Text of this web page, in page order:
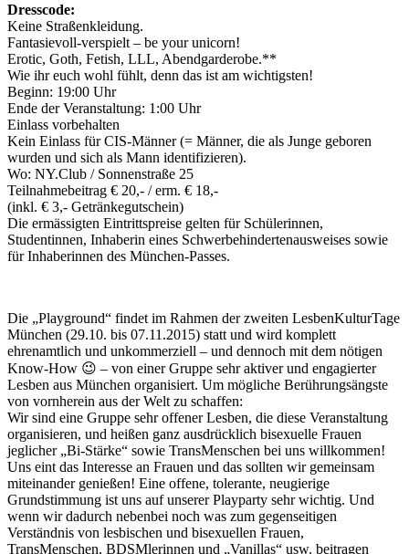
Dresscode:
Keine Straßenkleidung.
Fantasievoll-verspielt – be your unicorn!
Erotic, Goth, Fetish, LLL, Abendgarderobe.**
Wie ihr euch wohl fühlt, denn das ist am wichtigsten!
Beginn: 19:00 Uhr
Ende der Veranstaltung: 1:00 Uhr
Einlass vorbehalten
Kein Einlass für CIS-Männer (= Männer, die als Junge geboren
wurden und sich als Mann identifizieren).
Wo: NY.Club / Sonnenstraße 25
Teilnahmebeitrag € 20,- / erm. € 18,-
(inkl. € 3,- Getränkegutschein)
Die ermässigten Eintrittspreise gelten für Schülerinnen,
Studentinnen, Inhaberin eines Schwerbehindertenausweises sowie
für Inhaberinnen des München-Passes.
Die „Playground“ findet im Rahmen der zweiten LesbenKulturTage
München (29.10. bis 07.11.2015) statt und wird komplett
ehrenamtlich und unkommerziell – und dennoch mit dem nötigen
Know-How 😉 – von einer Gruppe sehr aktiver und engagierter
Lesben aus München organisiert. Um mögliche Berührungsängste
von vornherein aus der Welt zu schaffen:
Wir sind eine Gruppe sehr offener Lesben, die diese Veranstaltung
organisieren, und heißen ganz ausdrücklich bisexuelle Frauen
jeglicher „Bi-Stärke“ sowie TransMenschen bei uns willkommen!
Uns eint das Interesse an Frauen und das sollten wir gemeinsam
miteinander genießen! Eine offene, tolerante, neugierige
Grundstimmung ist uns auf unserer Playparty sehr wichtig. Und
wenn wir dadurch nebenbei noch was zum gegenseitigen
Verständnis von lesbischen und bisexuellen Frauen,
TransMenschen, BDSMlerinnen und „Vanillas“ usw. beitragen